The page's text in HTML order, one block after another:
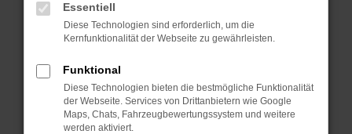
können das Laden bestimmter Seiten
verhindern. Funktioniert die Seite in einem
anderen Browser oder in einem privaten
Starte dein Gerät neu.
Das kann manchmal helfen, vorübergehende
Probleme zu beheben.
Essentiell
Diese Technologien sind erforderlich, um die
Kernfunktionalität der Webseite zu gewährleisten.
Funktional
Diese Technologien bieten die bestmögliche Funktionalität
der Webseite. Services von Drittanbietern wie Google
Maps, Chats, Fahrzeugbewertungssystem und weitere
werden aktiviert.